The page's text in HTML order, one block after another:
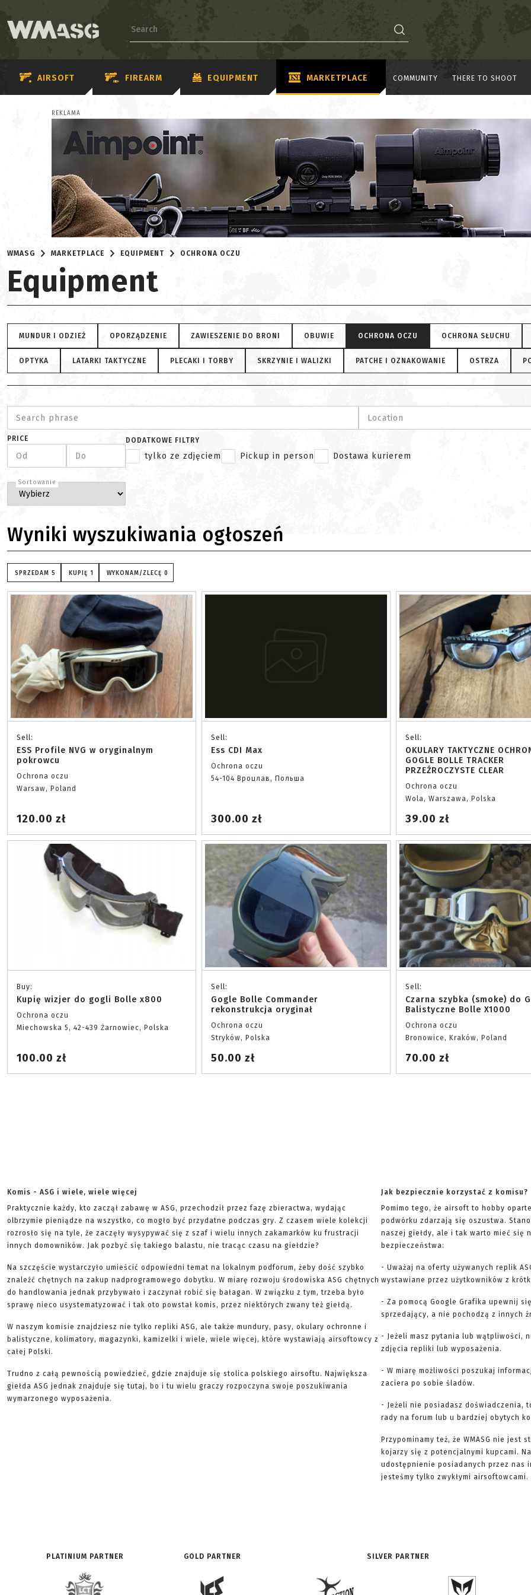
AIRSOFT FIREARM EQUIPMENT MARKETPLACE COMMUNITY THERE TO SHOOT
REKLAMA
WMASG MARKETPLACE EQUIPMENT OCHRONA OCZU
Equipment
MUNDUR I ODZIEŻ OPORZĄDZENIE ZAWIESZENIE DO BRONI OBUWIE OCHRONA OCZU OCHRONA SŁUCHU
OPTYKA LATARKI TAKTYCZNE PLECAKI I TORBY SKRZYNIE I WALIZKI PATCHE I OZNAKOWANIE OSTRZA
Search phrase Location
PRICE
Od Do
Sortowanie
DODATKOWE FILTRY
tylko ze zdjęciem Pickup in person Dostawa kurierem
Wyniki wyszukiwania ogłoszeń
SPRZEDAM 5 KUPIĘ 1 WYKONAM/ZLECĘ 0
Sell:
ESS Profile NVG w oryginalnym
pokrowcu
Ochrona oczu
Warsaw, Poland
120.00 zł
Sell:
Ess CDI Max
Ochrona oczu
54-104 Вроцлав, Польша
300.00 zł
Sell:
OKULARY TAKTYCZNE
GOGLE BOLLE TRACKER
PRZEŹROCZYSTE CLEAR
Ochrona oczu
Wola, Warszawa, Polska
39.00 zł
Buy:
Kupię wizjer do gogli Bolle x800
Ochrona oczu
Miechowska 5, 42-439 Żarnowiec, Polska
100.00 zł
Sell:
Gogle Bolle Commander
rekonstrukcja oryginał
Ochrona oczu
Stryków, Polska
50.00 zł
Sell:
Czarna szybka (smoke) do
Balistyczne Bolle X1000
Ochrona oczu
Bronowice, Kraków, Poland
70.00 zł
Komis - ASG i wiele, wiele więcej
Praktycznie każdy, kto zaczął zabawę w ASG, przechodził przez fazę zbieractwa, wydając
olbrzymie pieniądze na wszystko, co mogło być przydatne podczas gry. Z czasem wiele kolekcji
rozrosło się na tyle, że zaczęły wysypywać się z szaf i wielu innych zakamarków ku frustracji
innych domowników. Jak pozbyć się takiego balastu, nie tracąc czasu na giełdzie?
Na szczęście wystarczyło umieścić odpowiedni temat na lokalnym podforum, żeby dość szybko
znaleźć chętnych na zakup nadprogramowego dobytku. W miarę rozwoju środowiska ASG chętnych
do handlowania jednak przybywało i zaczynał robić się bałagan. W związku z tym, trzeba było
sprawę nieco usystematyzować i tak oto powstał komis, przez niektórych zwany też giełdą.
W naszym komisie znajdziesz nie tylko repliki ASG, ale także mundury, pasy, okulary ochronne i
balistyczne, kolimatory, magazynki, kamizelki i wiele, wiele więcej, które wystawiają airsoftowcy z
całej Polski.
Trudno z całą pewnością powiedzieć, gdzie znajduje się stolica polskiego airsoftu. Największa
giełda ASG jednak znajduje się tutaj, bo i tu wielu graczy rozpoczyna swoje poszukiwania
wymarzonego wyposażenia.
Jak bezpiecznie korzystać z komisu?
Pomimo tego, że airsoft to hobby
podwórku zdarzają się oszustwa.
naszej giełdy, ale i tak warto mieć się
bezpieczeństwa:
- Uważaj na oferty używanych replik
wystawiane przez użytkowników z
- Za pomocą Google Grafika upewnij
sprzedający, a nie pochodzą z innych
- Jeżeli masz pytania lub wątpliwości,
zdjęcia repliki lub wyposażenia.
- W miarę możliwości poszukaj
zaciera po sobie śladów.
- Jeżeli nie posiadasz doświadczenia,
rady na forum lub u bardziej obytych
Przypominamy też, że WMASG nie
kojarzy się z potencjalnymi kupcami.
udostępnienie posiadanych przez nas
jesteśmy tylko zwykłymi
PLATINIUM PARTNER GOLD PARTNER SILVER PARTNER